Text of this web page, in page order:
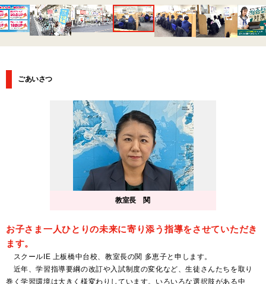
ごあいさつ
教室長 関
お子さま一人ひとりの未来に寄り添う指導をさせていただき
ます。
スクールIE 上板橋中台校、教室長の関 多恵子と申します。
近年、学習指導要綱の改訂や入試制度の変化など、生徒さんたちを取り
巻く学習環境は大きく様変わりしています。いろいろな選択肢がある中